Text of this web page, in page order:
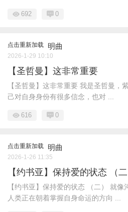
692 0
点击重新加载 明曲
2026-1-29 10:10
【圣哲曼】这非常重要
【圣哲曼】这非常重要 我是圣哲曼，
己对自身身份有很多信念，也对 ...
616 0
点击重新加载 明曲
2026-1-26 11:35
【约书亚】保持爱的状态 （二
【约书亚】保持爱的状态 （二） 就像
人类正在朝着掌握自身命运的方向 ...